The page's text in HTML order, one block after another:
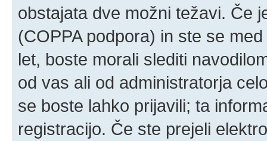
obstajata dve možni težavi. Če
(COPPA podpora) in ste se
let, boste morali slediti
od vas ali od administratorja
se boste lahko prijavili; ta
registracijo. Če ste prejeli